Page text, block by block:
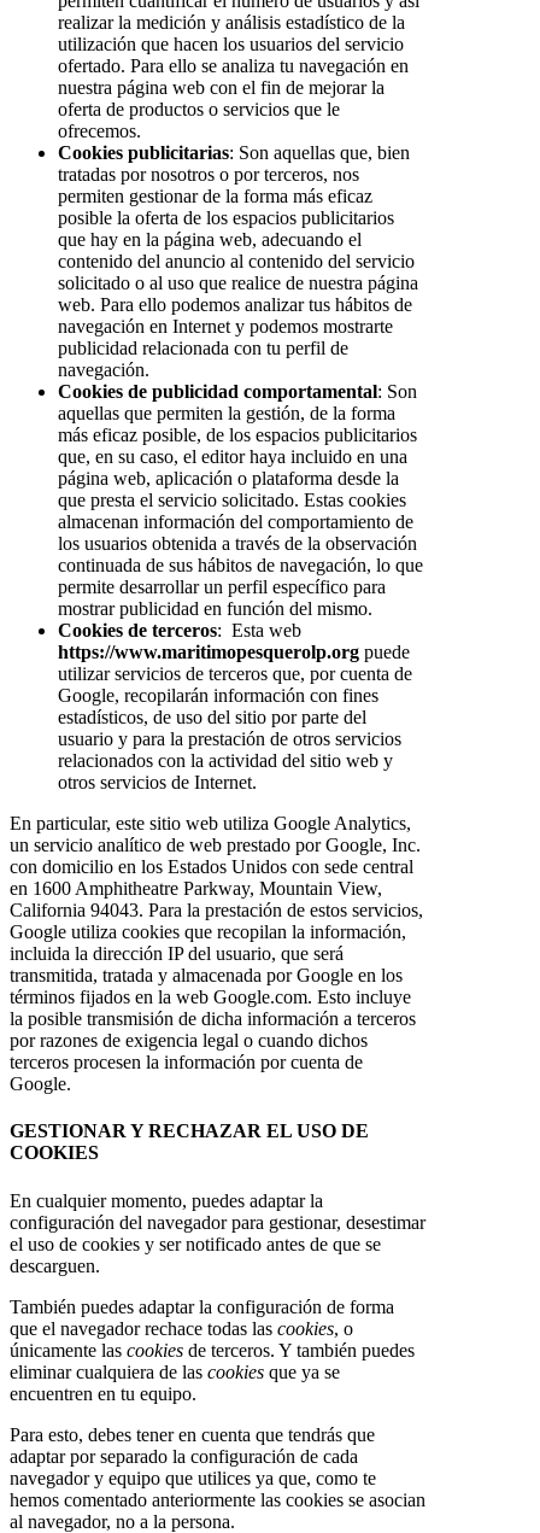
realizar la medición y análisis estadístico de la
utilización que hacen los usuarios del servicio
ofertado. Para ello se analiza tu navegación en
nuestra página web con el fin de mejorar la
oferta de productos o servicios que le
ofrecemos.
Cookies publicitarias: Son aquellas que, bien
tratadas por nosotros o por terceros, nos
permiten gestionar de la forma más eficaz
posible la oferta de los espacios publicitarios
que hay en la página web, adecuando el
contenido del anuncio al contenido del servicio
solicitado o al uso que realice de nuestra página
web. Para ello podemos analizar tus hábitos de
navegación en Internet y podemos mostrarte
publicidad relacionada con tu perfil de
navegación.
Cookies de publicidad comportamental: Son
aquellas que permiten la gestión, de la forma
más eficaz posible, de los espacios publicitarios
que, en su caso, el editor haya incluido en una
página web, aplicación o plataforma desde la
que presta el servicio solicitado. Estas cookies
almacenan información del comportamiento de
los usuarios obtenida a través de la observación
continuada de sus hábitos de navegación, lo que
permite desarrollar un perfil específico para
mostrar publicidad en función del mismo.
Cookies de terceros: Esta web
https://www.maritimopesquerolp.org puede
utilizar servicios de terceros que, por cuenta de
Google, recopilarán información con fines
estadísticos, de uso del sitio por parte del
usuario y para la prestación de otros servicios
relacionados con la actividad del sitio web y
otros servicios de Internet.
En particular, este sitio web utiliza Google Analytics,
un servicio analítico de web prestado por Google, Inc.
con domicilio en los Estados Unidos con sede central
en 1600 Amphitheatre Parkway, Mountain View,
California 94043. Para la prestación de estos servicios,
Google utiliza cookies que recopilan la información,
incluida la dirección IP del usuario, que será
transmitida, tratada y almacenada por Google en los
términos fijados en la web Google.com. Esto incluye
la posible transmisión de dicha información a terceros
por razones de exigencia legal o cuando dichos
terceros procesen la información por cuenta de
Google.
GESTIONAR Y RECHAZAR EL USO DE
COOKIES
En cualquier momento, puedes adaptar la
configuración del navegador para gestionar, desestimar
el uso de cookies y ser notificado antes de que se
descarguen.
También puedes adaptar la configuración de forma
que el navegador rechace todas las cookies, o
únicamente las cookies de terceros. Y también puedes
eliminar cualquiera de las cookies que ya se
encuentren en tu equipo.
Para esto, debes tener en cuenta que tendrás que
adaptar por separado la configuración de cada
navegador y equipo que utilices ya que, como te
hemos comentado anteriormente las cookies se asocian
al navegador, no a la persona.